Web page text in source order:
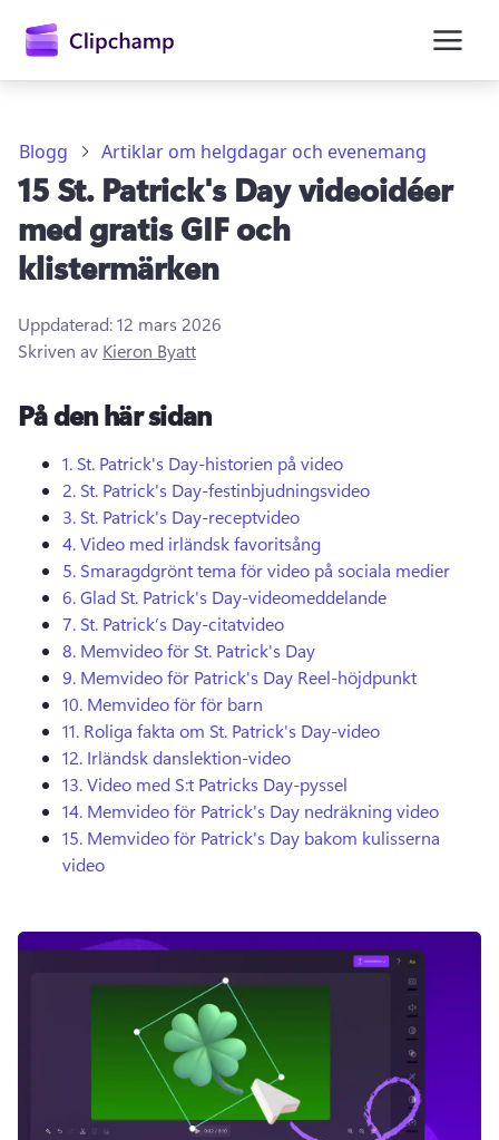
huvudinnehåll
Logga in
Prova kostnadsfritt
Blogg Artiklar om helgdagar och evenemang
15 St. Patrick's Day videoidéer
med gratis GIF och
klistermärken
Uppdaterad:12 mars 2026
Skriven av Kieron Byatt
På den här sidan
1.St. Patrick's Day-historien på video
2.St. Patrick's Day-festinbjudningsvideo
3.St. Patrick's Day-receptvideo
4.Video med irländsk favoritsång
5.Smaragdgrönt tema för video på sociala medier
6.Glad St. Patrick's Day-videomeddelande
7.St. Patrick’s Day-citatvideo
8. Memvideo förSt. Patrick's Day
9. Memvideo för Patrick's Day Reel-höjdpunkt
10. Memvideo förför barn
11. Roliga fakta om St. Patrick's Day-video
12. Irländsk danslektion-video
13.Video med S:t Patricks Day-pyssel
14. Memvideo för Patrick's Day nedräkning video
15. Memvideo för Patrick's Day bakom kulisserna
video